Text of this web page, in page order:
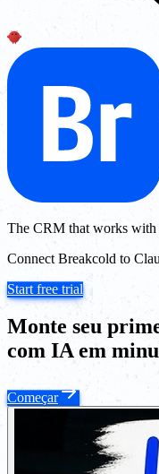
The CRM that works
Connect Breakcold to
Start free trial
Monte seu
com IA em
Começar